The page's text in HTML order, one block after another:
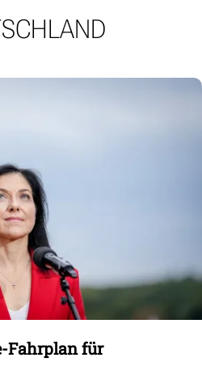
Fahrplan für